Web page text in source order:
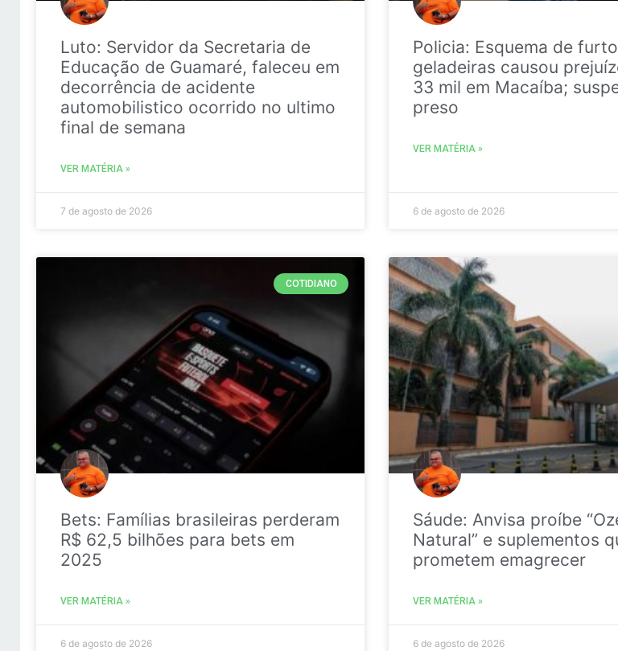
Luto: Servidor da Secretaria de
Educação de Guamaré, faleceu em
decorrência de acidente
automobilistico ocorrido no ultimo
final de semana
VER MATÉRIA »
7 de agosto de 2026
Policia: Esquema de
geladeiras causou
33 mil em Macaíba;
preso
VER MATÉRIA »
6 de agosto de 2026
COTIDIANO
Bets: Famílias brasileiras perderam
R$ 62,5 bilhões para bets em
2025
VER MATÉRIA »
6 de agosto de 2026
Sáude: Anvisa proíbe
Natural” e suplementos
prometem emagrecer
VER MATÉRIA »
6 de agosto de 2026